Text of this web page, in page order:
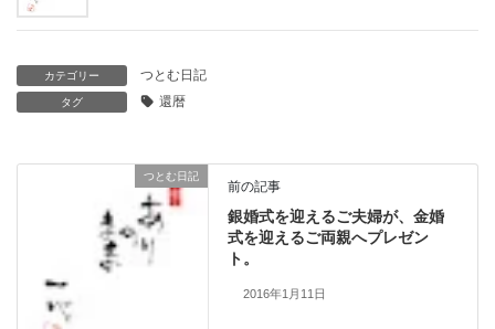
カテゴリー つとむ日記
タグ 還暦
つとむ日記
前の記事
銀婚式を迎えるご夫婦が、金婚
式を迎えるご両親へプレゼン
ト。
2016年1月11日